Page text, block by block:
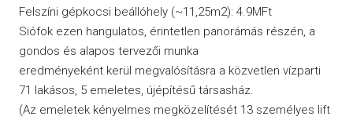
Felszíni gépkocsi beállóhely (~11,25m2): 4.9MFt
Siófok ezen hangulatos, érintetlen panorámás részén, a
gondos és alapos tervezői munka
eredményeként kerül megvalósításra a közvetlen vízparti
71 lakásos, 5 emeletes, újépítésű társasház.
(Az emeletek kényelmes megközelítését 13 személyes lift